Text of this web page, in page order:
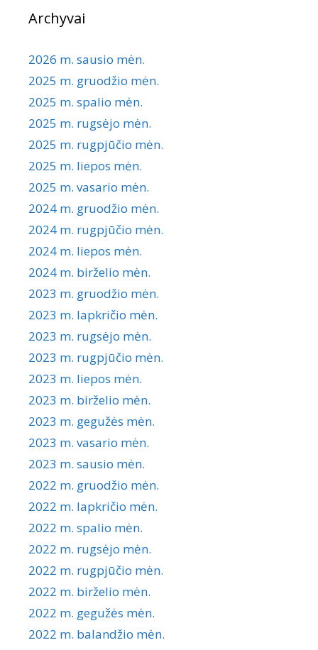
Archyvai
2026 m. sausio mėn.
2025 m. gruodžio mėn.
2025 m. spalio mėn.
2025 m. rugsėjo mėn.
2025 m. rugpjūčio mėn.
2025 m. liepos mėn.
2025 m. vasario mėn.
2024 m. gruodžio mėn.
2024 m. rugpjūčio mėn.
2024 m. liepos mėn.
2024 m. birželio mėn.
2023 m. gruodžio mėn.
2023 m. lapkričio mėn.
2023 m. rugsėjo mėn.
2023 m. rugpjūčio mėn.
2023 m. liepos mėn.
2023 m. birželio mėn.
2023 m. gegužės mėn.
2023 m. vasario mėn.
2023 m. sausio mėn.
2022 m. gruodžio mėn.
2022 m. lapkričio mėn.
2022 m. spalio mėn.
2022 m. rugsėjo mėn.
2022 m. rugpjūčio mėn.
2022 m. birželio mėn.
2022 m. gegužės mėn.
2022 m. balandžio mėn.